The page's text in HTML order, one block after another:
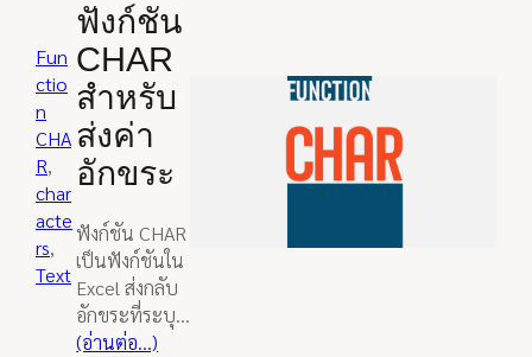
Fun
ctio
n
CHA
R
char
acte
rs
Text
ฟังก์ชัน
CHAR
สำหรับ
ส่งค่า
อักขระ
ฟังก์ชัน CHAR
เป็นฟังก์ชันใน
Excel ส่งกลับ
อักขระที่ระบุ…
(อ่านต่อ…)